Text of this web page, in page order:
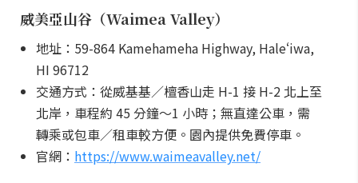
威美亞山谷（Waimea Valley）
地址：59-864 Kamehameha Highway, Haleʻiwa,
HI 96712
交通方式：從威基基／檀香山走 H-1 接 H-2 北上至
北岸，車程約 45 分鐘～1 小時；無直達公車，需
轉乘或包車／租車較方便。園內提供免費停車。
官網： https://www.waimeavalley.net/